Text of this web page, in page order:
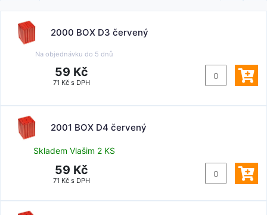
2000 BOX D3 červený
Na objednávku do 5 dnů
59 Kč
71 Kč s DPH
2001 BOX D4 červený
Skladem Vlašim 2 KS
59 Kč
71 Kč s DPH